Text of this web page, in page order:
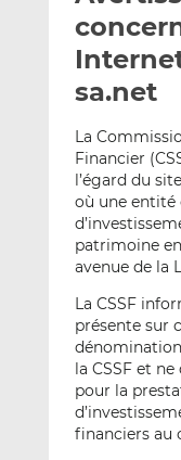
sa.net
La
Financier
l’égard du
où une entité
patrimoine
avenue de la
La CSSF
présente sur
dénomination
la CSSF et
pour la
financiers au